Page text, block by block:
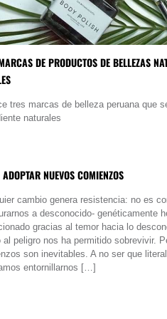
DE PRODUCTOS DE BELLEZAS
tres marcas de belleza peruana que
naturales
NUEVOS COMIENZOS
cambio genera resistencia: no es
a desconocido- genéticamente
gracias al temor hacia lo
al peligro nos ha permitido sobrevivir.
son inevitables. A no ser que
entornillarnos […]